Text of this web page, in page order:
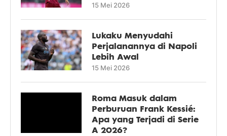
15 Mei 2026
Lukaku Menyudahi
Perjalanannya di Napoli
Lebih Awal
15 Mei 2026
Roma Masuk dalam
Perburuan Frank Kessié:
Apa yang Terjadi di Serie
A 2026?